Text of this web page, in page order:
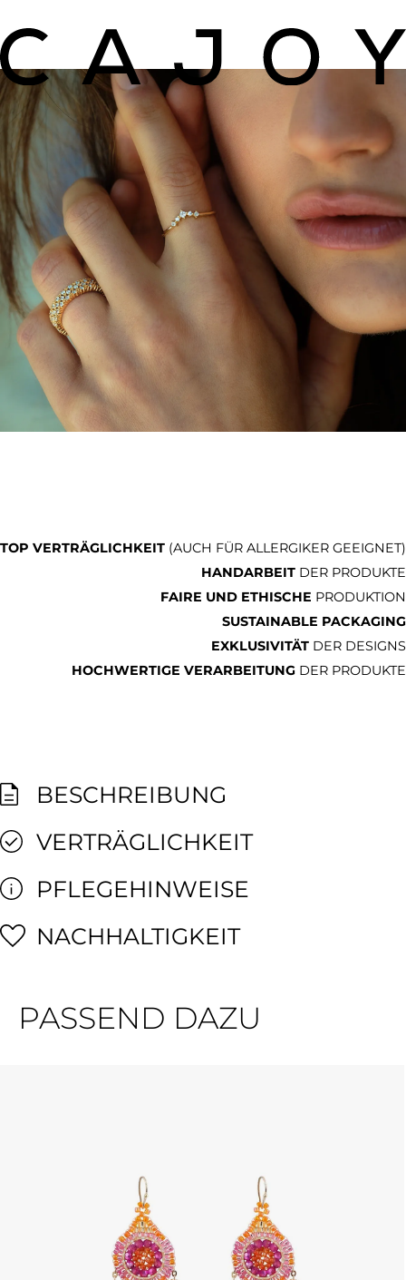
TOP VERTRÄGLICHKEIT (AUCH FÜR ALLERGIKER GEEIGNET)
HANDARBEIT DER PRODUKTE
FAIRE UND ETHISCHE PRODUKTION
SUSTAINABLE PACKAGING
EXKLUSIVITÄT DER DESIGNS
HOCHWERTIGE VERARBEITUNG DER PRODUKTE
BESCHREIBUNG
VERTRÄGLICHKEIT
PFLEGEHINWEISE
NACHHALTIGKEIT
PASSEND DAZU